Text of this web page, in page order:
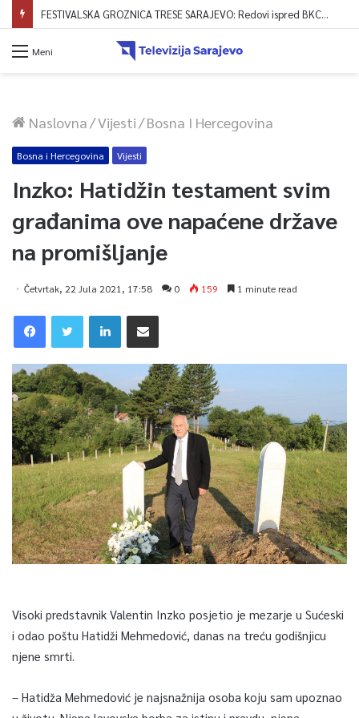
FESTIVALSKA GROZNICA TRESE SARAJEVO: Redovi ispred BKC-a formirani već od 4 ujutro, zvanično počela prodaja ulaznica!
Meni
Naslovna/Vijesti/Bosna I Hercegovina
Bosna i Hercegovina Vijesti
Inzko: Hatidžin testament svim
građanima ove napaćene države
na promišljanje
Četvrtak, 22 Jula 2021, 17:58 0 159 1 minute read
Visoki predstavnik Valentin Inzko posjetio je mezarje u Sućeski
i odao poštu Hatidži Mehmedović, danas na treću godišnjicu
njene smrti.
– Hatidža Mehmedović je najsnažnija osoba koju sam upoznao